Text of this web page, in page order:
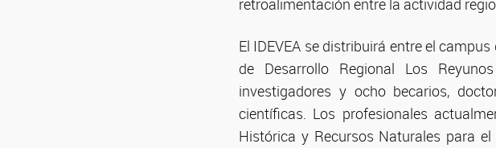
retroalimentación entre la actividad
El IDEVEA se distribuirá entre el
de Desarrollo Regional Los
investigadores y ocho becarios,
científicas. Los profesionales
Histórica y Recursos Naturales para